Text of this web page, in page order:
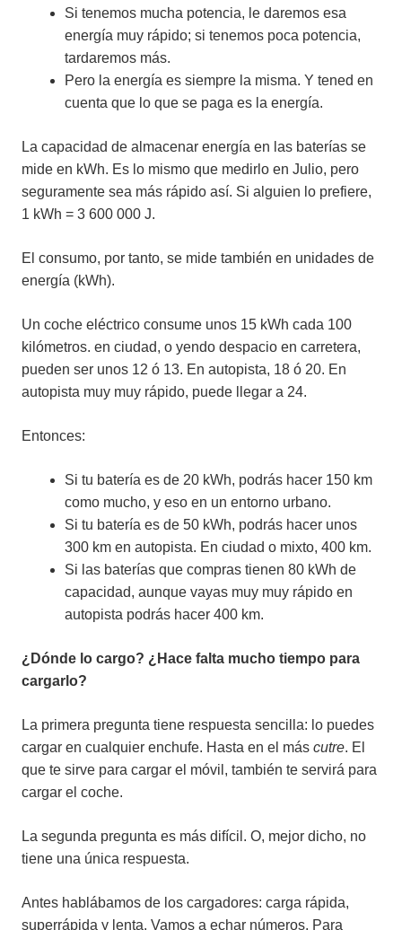
Si tenemos mucha potencia, le daremos esa
energía muy rápido; si tenemos poca potencia,
tardaremos más.
Pero la energía es siempre la misma. Y tened en
cuenta que lo que se paga es la energía.
La capacidad de almacenar energía en las baterías se
mide en kWh. Es lo mismo que medirlo en Julio, pero
seguramente sea más rápido así. Si alguien lo prefiere,
1 kWh = 3 600 000 J.
El consumo, por tanto, se mide también en unidades de
energía (kWh).
Un coche eléctrico consume unos 15 kWh cada 100
kilómetros. en ciudad, o yendo despacio en carretera,
pueden ser unos 12 ó 13. En autopista, 18 ó 20. En
autopista muy muy rápido, puede llegar a 24.
Entonces:
Si tu batería es de 20 kWh, podrás hacer 150 km
como mucho, y eso en un entorno urbano.
Si tu batería es de 50 kWh, podrás hacer unos
300 km en autopista. En ciudad o mixto, 400 km.
Si las baterías que compras tienen 80 kWh de
capacidad, aunque vayas muy muy rápido en
autopista podrás hacer 400 km.
¿Dónde lo cargo? ¿Hace falta mucho tiempo para
cargarlo?
La primera pregunta tiene respuesta sencilla: lo puedes
cargar en cualquier enchufe. Hasta en el más cutre. El
que te sirve para cargar el móvil, también te servirá para
cargar el coche.
La segunda pregunta es más difícil. O, mejor dicho, no
tiene una única respuesta.
Antes hablábamos de los cargadores: carga rápida,
superrápida y lenta. Vamos a echar números. Para